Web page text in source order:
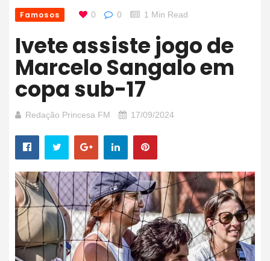
Famosos 0 0 1 Min Read
Ivete assiste jogo de
Marcelo Sangalo em
copa sub-17
Redação Princesa FM 17/09/2024